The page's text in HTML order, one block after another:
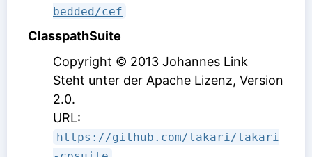
bedded/cef
ClasspathSuite
Copyright © 2013 Johannes Link
Steht unter der Apache Lizenz, Version
2.0.
URL:
https://github.com/takari/takari